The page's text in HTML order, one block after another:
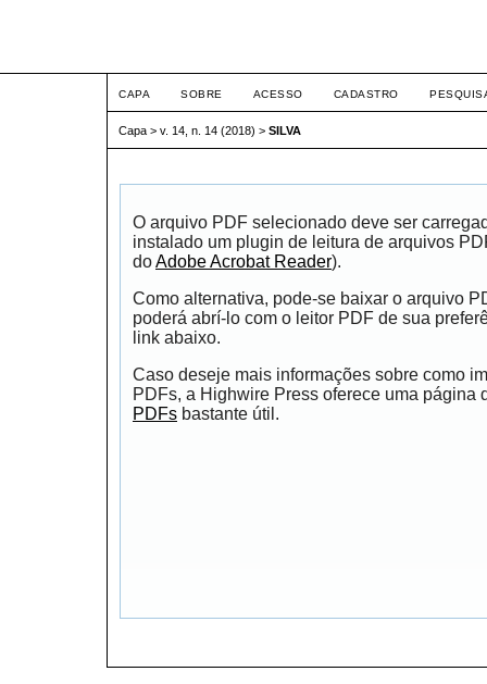
CAPA SOBRE ACESSO CADASTRO
Capa > v. 14, n. 14 (2018) > SILVA
O arquivo PDF selecionado deve ser
instalado um plugin de leitura de arquivos
doAdobe Acrobat Reader).
Como alternativa, pode-se baixar o arquivo
poderá abrí-lo com o leitor PDF de sua
link abaixo.
Caso deseje mais informações sobre como
PDFs, a Highwire Press oferece uma página
PDFs bastante útil.